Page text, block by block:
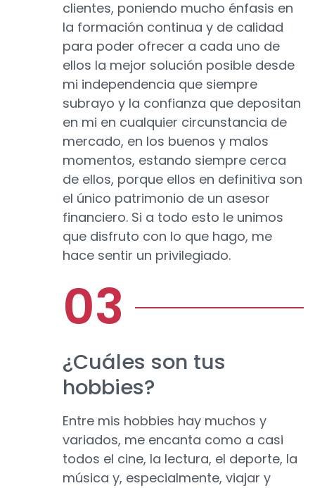
clientes, poniendo mucho énfasis en
la formación continua y de calidad
para poder ofrecer a cada uno de
ellos la mejor solución posible desde
mi independencia que siempre
subrayo y la confianza que depositan
en mi en cualquier circunstancia de
mercado, en los buenos y malos
momentos, estando siempre cerca
de ellos, porque ellos en definitiva son
el único patrimonio de un asesor
financiero. Si a todo esto le unimos
que disfruto con lo que hago, me
hace sentir un privilegiado.
¿Cuáles son tus
hobbies?
Entre mis hobbies hay muchos y
variados, me encanta como a casi
todos el cine, la lectura, el deporte, la
música y, especialmente, viajar y